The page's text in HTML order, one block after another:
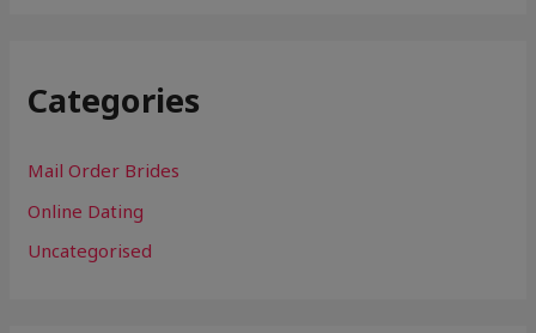
Categories
Mail Order Brides
Online Dating
Uncategorised